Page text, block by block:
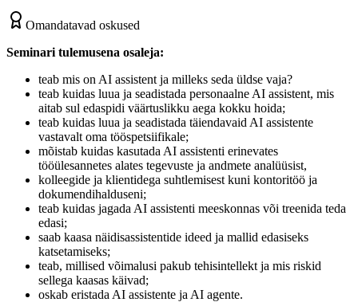
Omandatavad oskused
Seminari tulemusena osaleja:
teab mis on AI assistent ja milleks seda üldse vaja?
teab kuidas luua ja seadistada personaalne AI assistent, mis
aitab sul edaspidi väärtuslikku aega kokku hoida;
teab kuidas luua ja seadistada täiendavaid AI assistente
vastavalt oma tööspetsiifikale;
mõistab kuidas kasutada AI assistenti erinevates
tööülesannetes alates tegevuste ja andmete analüüsist,
kolleegide ja klientidega suhtlemisest kuni kontoritöö ja
dokumendihalduseni;
teab kuidas jagada AI assistenti meeskonnas või treenida teda
edasi;
saab kaasa näidisassistentide ideed ja mallid edasiseks
katsetamiseks;
teab, millised võimalusi pakub tehisintellekt ja mis riskid
sellega kaasas käivad;
oskab eristada AI assistente ja AI agente.